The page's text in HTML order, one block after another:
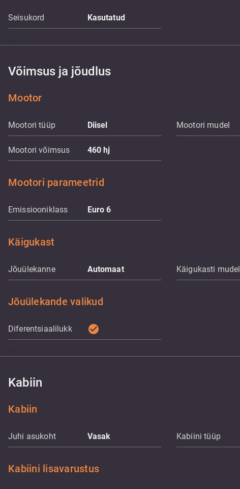
Seisukord Kasutatud
Võimsus ja jõudlus
Mootor
Mootori tüüp Diisel Mootori mudel
Mootori võimsus 460hj
Mootori parameetrid
Emissiooniklass Euro 6
Käigukast
Jõuülekanne Automaat Käigukasti mudel
Jõuülekande valikud
Diferentsiaalilukk check_circle
Kabiin
Kabiin
Juhi asukoht Vasak Kabiini tüüp
Kabiini lisavarustus